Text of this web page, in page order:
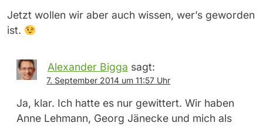
Jetzt wollen wir aber auch wissen, wer’s geworden
ist.
Alexander Bigga sagt:
7. September 2014 um 11:57 Uhr
Ja, klar. Ich hatte es nur gewittert. Wir haben
Anne Lehmann, Georg Jänecke und mich als